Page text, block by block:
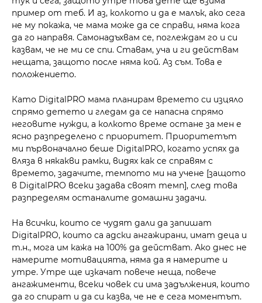
пример от теб. И аз, колкото и да е малък, ако сега
не му покажа, че мама може да се справи, няма кога
да го направя. Самонадъхвам се, поглеждам го и си
казвам, че не ми се спи. Ставам, уча и ги действам
нещата, защото после няма кой. Аз съм. Това е
положението.
Като DigitalPRO мама планирам времето си изцяло
спрямо детето и гледам да се напасна спрямо
неговите нужди, а колкото време остане за мен е
ясно разпределено с приоритет. Приоритетът
ми първоначално беше DigitalPRO, когато успях да
вляза в някакви рамки, видях как се справям с
времето, задачите, темпото ми на учене [защото
в DigitalPRO всеки задава своят темп], след това
разпределям останалите домашни задачи.
На всички, които се чудят дали да запишат
DigitalPRO, които са адски ангажирани, имат деца и
т.н., мога им кажа на 100% да действат. Ако днес не
намерите мотивацията, няма да я намерите и
утре. Утре ще изкачат повече неща, повече
ангажименти, всеки човек си има задължения, които
да го спират и да си казва, че не е сега моментът.